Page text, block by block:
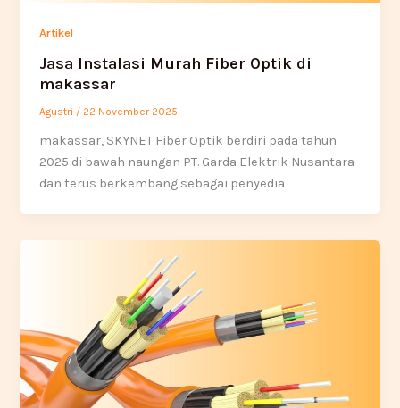
Artikel
Jasa Instalasi Murah Fiber Optik di
makassar
Agustri / 22 November 2025
makassar, SKYNET Fiber Optik berdiri pada tahun
2025 di bawah naungan PT. Garda Elektrik Nusantara
dan terus berkembang sebagai penyedia